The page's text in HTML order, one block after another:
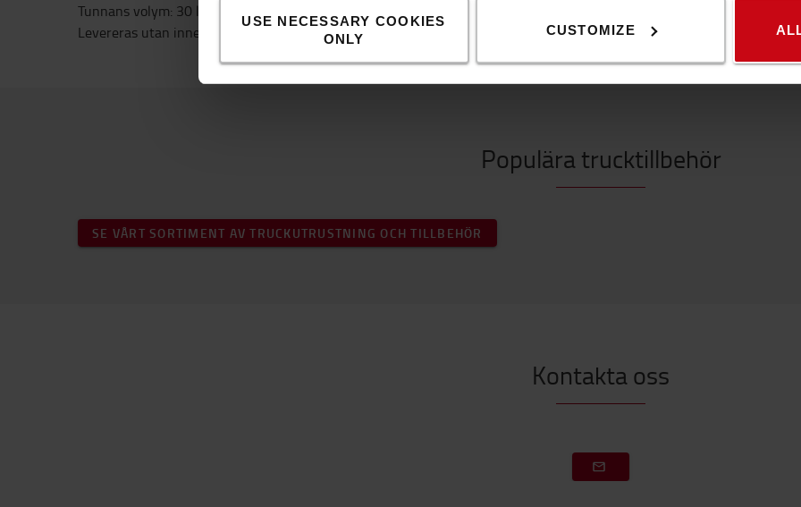
USE NECESSARY COOKIES
ONLY
CUSTOMIZE
Tunnans volym: 30 l
Levereras utan innehåll
Populära trucktillbehör
SE VÅRT SORTIMENT AV TRUCKUTRUSTNING OCH TILLBEHÖR
Kontakta oss